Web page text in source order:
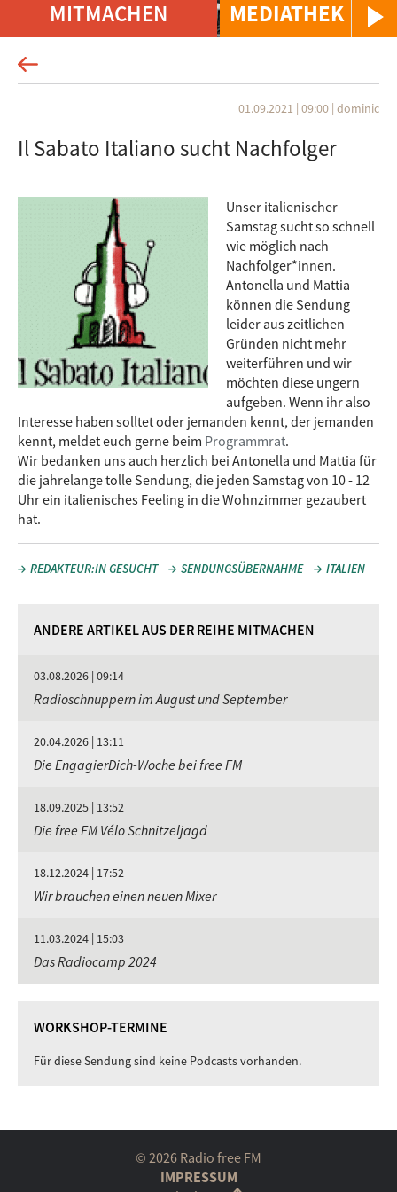
MEDIATHEK
MITMACHEN
01.09.2021 | 09:00 | dominic
Il Sabato Italiano sucht Nachfolger
Unser italienischer
Samstag sucht so schnell
wie möglich nach
Nachfolger*innen.
Antonella und Mattia
können die Sendung
leider aus zeitlichen
Gründen nicht mehr
weiterführen und wir
möchten diese ungern
aufgeben. Wenn ihr also
Interesse haben solltet oder jemanden kennt, der jemanden
kennt, meldet euch gerne beim Programmrat.
Wir bedanken uns auch herzlich bei Antonella und Mattia für
die jahrelange tolle Sendung, die jeden Samstag von 10 - 12
Uhr ein italienisches Feeling in die Wohnzimmer gezaubert
hat.
REDAKTEUR:IN GESUCHT SENDUNGSÜBERNAHME ITALIEN
ANDERE ARTIKEL AUS DER REIHE MITMACHEN
03.08.2026 | 09:14
Radioschnuppern im August und September
20.04.2026 | 13:11
Die EngagierDich-Woche bei free FM
18.09.2025 | 13:52
Die free FM Vélo Schnitzeljagd
18.12.2024 | 17:52
Wir brauchen einen neuen Mixer
11.03.2024 | 15:03
Das Radiocamp 2024
WORKSHOP-TERMINE
Für diese Sendung sind keine Podcasts vorhanden.
© 2026 Radio free FM
IMPRESSUM